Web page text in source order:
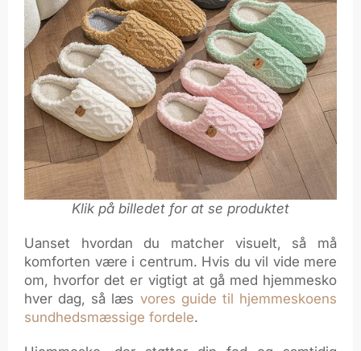
Klik på billedet for at se produktet
Uanset hvordan du matcher visuelt, så må
komforten være i centrum. Hvis du vil vide mere
om, hvorfor det er vigtigt at gå med hjemmesko
hver dag, så læs vores guide til hjemmeskoens
sundhedsmæssige fordele.